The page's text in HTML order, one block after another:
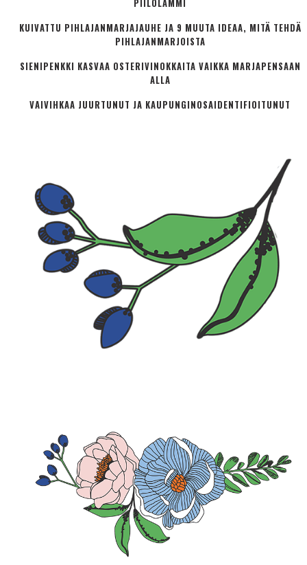
PIILOLAMMI
KUIVATTU PIHLAJANMARJAJAUHE JA 9 MUUTA IDEAA, MITÄ TEHDÄ
PIHLAJANMARJOISTA
SIENIPENKKI KASVAA OSTERIVINOKKAITA VAIKKA MARJAPENSAAN
ALLA
VAIVIHKAA JUURTUNUT JA KAUPUNGINOSA­IDENTIFIOITUNUT